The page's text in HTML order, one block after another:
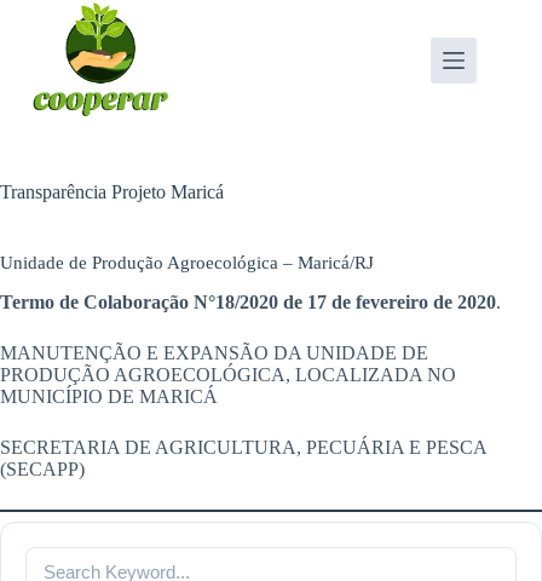
Transparência Projeto Maricá
Unidade de Produção Agroecológica – Maricá/RJ
Termo de Colaboração N°18/2020 de 17 de fevereiro de 2020.
MANUTENÇÃO E EXPANSÃO DA UNIDADE DE
PRODUÇÃO AGROECOLÓGICA, LOCALIZADA NO
MUNICÍPIO DE MARICÁ
SECRETARIA DE AGRICULTURA, PECUÁRIA E PESCA
(SECAPP)